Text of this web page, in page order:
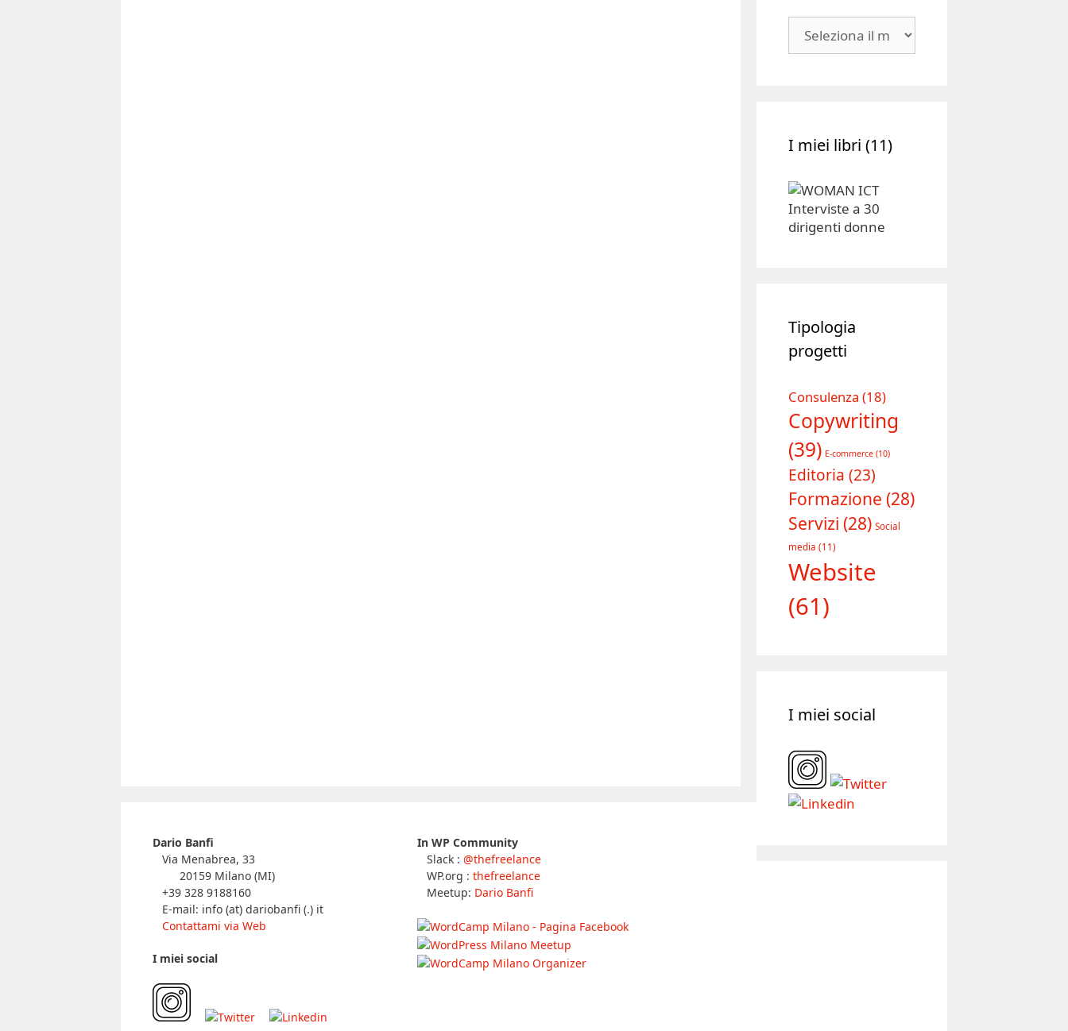
Archivio
Consulenza
(39) E-commerce (10)
Editoria(23)
Formazione(28)
Servizi(28)
media(11)
Website
(61)
Dario Banfi
Via Menabrea, 33
20159 Milano (MI)
+39 328 9188160
E-mail: info (at) dariobanfi (.) it
Contattami via Web
I miei social
In WP Community
Slack :@thefreelance
WP.org :thefreelance
Meetup: Dario Banfi